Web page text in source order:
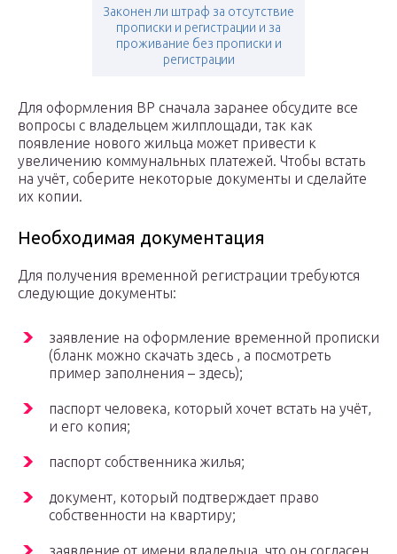
Законен ли штраф за отсутствие
прописки и регистрации и за
проживание без прописки и
регистрации
Для оформления ВР сначала заранее обсудите все
вопросы с владельцем жилплощади, так как
появление нового жильца может привести к
увеличению коммунальных платежей. Чтобы встать
на учёт, соберите некоторые документы и сделайте
их копии.
Необходимая документация
Для получения временной регистрации требуются
следующие документы:
заявление на оформление временной прописки
(бланк можно скачать здесь , а посмотреть
пример заполнения – здесь);
паспорт человека, который хочет встать на учёт,
и его копия;
паспорт собственника жилья;
документ, который подтверждает право
собственности на квартиру;
заявление от имени владельца, что он согласен